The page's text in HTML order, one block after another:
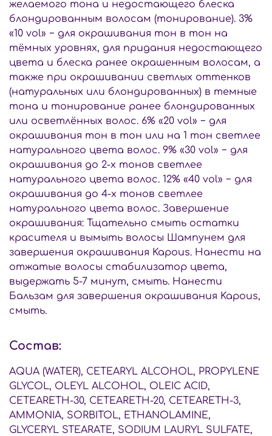
желаемого тона и недостающего блеска
блондированным волосам (тонирование). 3%
«10 vol» − для окрашивания тон в тон на
тёмных уровнях, для придания недостающего
цвета и блеска ранее окрашенным волосам, а
также при окрашивании светлых оттенков
(натуральных или блондированных) в темные
тона и тонирование ранее блондированных
или осветлённых волос. 6% «20 vol» − для
окрашивания тон в тон или на 1 тон светлее
натурального цвета волос. 9% «30 vol» − для
окрашивания до 2-х тонов светлее
натурального цвета волос. 12% «40 vol» − для
окрашивания до 4-х тонов светлее
натурального цвета волос. Завершение
окрашивания: Тщательно смыть остатки
красителя и вымыть волосы Шампунем для
завершения окрашивания Kapous. Нанести на
отжатые волосы стабилизатор цвета,
выдержать 5-7 минут, смыть. Нанести
Бальзам для завершения окрашивания Kapous,
смыть.
Состав:
AQUA (WATER), CETEARYL ALCOHOL, PROPYLENE
GLYCOL, OLEYL ALCOHOL, OLEIC ACID,
CETEARETH-30, CETEARETH-20, CETEARETH-3,
AMMONIA, SORBITOL, ETHANOLAMINE,
GLYCERYL STEARATE, SODIUM LAURYL SULFATE,